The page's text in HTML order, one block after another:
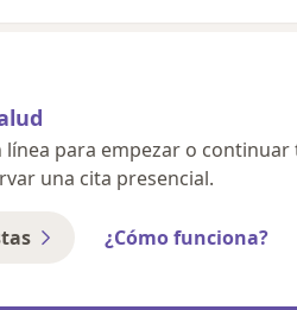
línea para empezar o
una cita presencial.
¿Cómo funciona?